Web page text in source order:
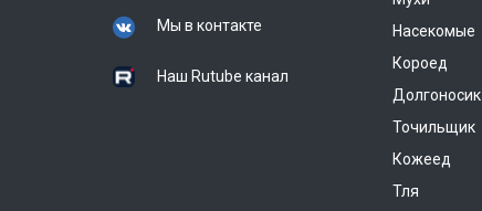
Мы в контакте
Наш Rutube канал
Насекомые
Короед
Долгоносик
Точильщик
Кожеед
Тля